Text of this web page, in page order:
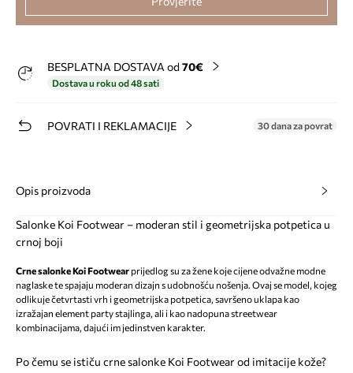
BESPLATNA DOSTAVA od 70€
Dostava u roku od 48 sati
POVRATI I REKLAMACIJE 30 dana za povrat
Opis proizvoda
Salonke Koi Footwear – moderan stil i geometrijska potpetica u
crnoj boji
Crne salonke Koi Footwear prijedlog su za žene koje cijene odvažne modne
naglaske te spajaju moderan dizajn s udobnošću nošenja. Ovaj se model, kojeg
odlikuje četvrtasti vrh i geometrijska potpetica, savršeno uklapa kao
izražajan element party stajlinga, ali i kao nadopuna streetwear
kombinacijama, dajući im jedinstven karakter.
Po čemu se ističu crne salonke Koi Footwear od imitacije kože?